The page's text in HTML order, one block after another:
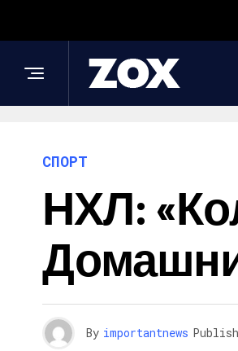
СПОРТ
НХЛ:
By importantnews